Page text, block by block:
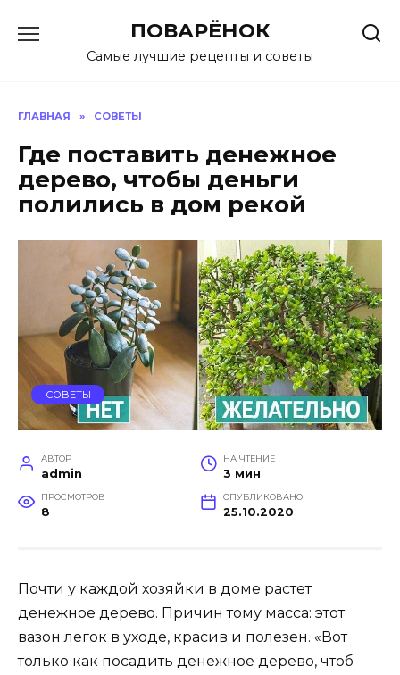
содержанию
ПОВАРЁНОК
Самые лучшие рецепты и советы
ГЛАВНАЯ » СОВЕТЫ
Где поставить денежное
дерево, чтобы деньги
полились в дом рекой
СОВЕТЫ
АВТОР
admin
НА ЧТЕНИЕ
3 мин
ПРОСМОТРОВ
8
ОПУБЛИКОВАНО
25.10.2020
Почти у каждой хозяйки в доме растет
денежное дерево. Причин тому масса: этот
вазон легок в уходе, красив и полезен. «Вот
только как посадить денежное дерево, чтоб